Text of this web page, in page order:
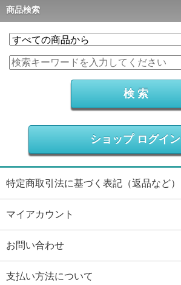
商品検索
ショップ ログイン
特定商取引法に基づく表記（返品など）
マイアカウント
お問い合わせ
支払い方法について